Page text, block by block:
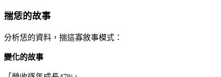
揣恁的故事
分析恁的資料，揣這寡敘事模式：
變化的故事